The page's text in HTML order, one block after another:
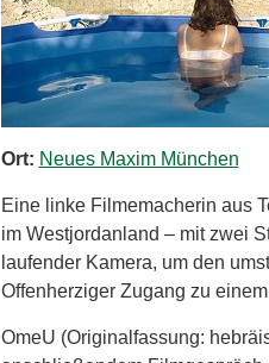
Ort: Neues Maxim München
Eine linke Filmemacherin aus
im Westjordanland – mit zwei
laufender Kamera, um den
Offenherziger Zugang zu
OmeU (Originalfassung: